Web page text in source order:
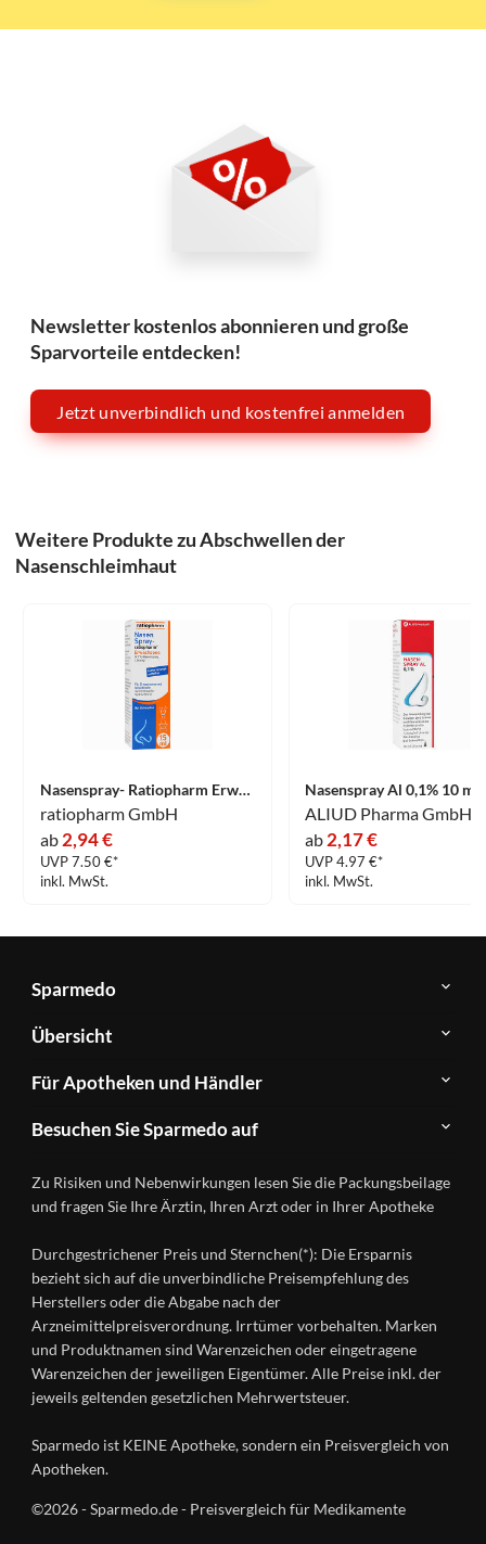
Newsletter kostenlos abonnieren und große
Sparvorteile entdecken!
Jetzt unverbindlich und kostenfrei anmelden
Weitere Produkte zu Abschwellen der
Nasenschleimhaut
Nasenspray- Ratiopharm Erwachsene 15 ml
ratiopharm GmbH
ab 2,94 €
UVP 7.50 €*
inkl. MwSt.
Nasenspray Al 0,1% 10 ml
ALIUD Pharma GmbH
ab 2,17 €
UVP 4.97 €*
inkl. MwSt.
Sparmedo
Über
Sparmedo
FAQ
Kontakt
Datenschutz
Nutzungsbedingungen
Übersicht
Herstellerverzeichnis
Produkte
A-
Ratgeber
Wirkstoffe
Gesundheitsmagazin
Für Apotheken und Händler
&
Händlerlogin
Besuchen Sie Sparmedo auf
Instagram
Zu Risiken und Nebenwirkungen lesen Sie die Packungsbeilage
und fragen Sie Ihre Ärztin, Ihren Arzt oder in Ihrer Apotheke
Durchgestrichener Preis und Sternchen(*): Die Ersparnis
bezieht sich auf die unverbindliche Preisempfehlung des
Herstellers oder die Abgabe nach der
Arzneimittelpreisverordnung. Irrtümer vorbehalten. Marken
und Produktnamen sind Warenzeichen oder eingetragene
Warenzeichen der jeweiligen Eigentümer. Alle Preise inkl. der
jeweils geltenden gesetzlichen Mehrwertsteuer.
Sparmedo ist KEINE Apotheke, sondern ein Preisvergleich von
Apotheken.
©2026 - Sparmedo.de - Preisvergleich für Medikamente